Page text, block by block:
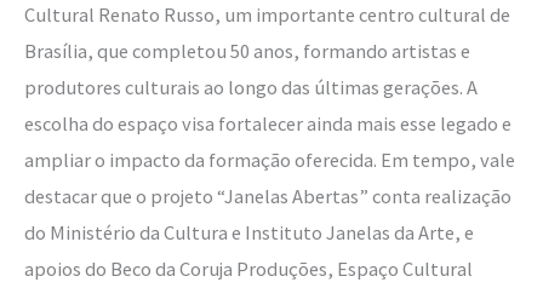
Cultural Renato Russo, um importante centro cultural de
Brasília, que completou 50 anos, formando artistas e
produtores culturais ao longo das últimas gerações. A
escolha do espaço visa fortalecer ainda mais esse legado e
ampliar o impacto da formação oferecida. Em tempo, vale
destacar que o projeto “Janelas Abertas” conta realização
do Ministério da Cultura e Instituto Janelas da Arte, e
apoios do Beco da Coruja Produções, Espaço Cultural